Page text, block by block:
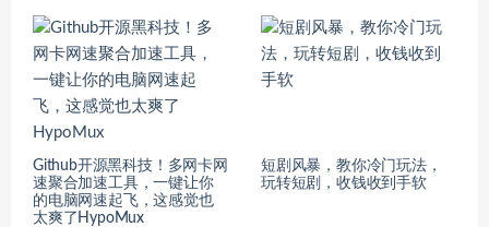
Github开源黑科技！多网卡网
速聚合加速工具，一键让你
的电脑网速起飞，这感觉也
太爽了HypoMux
短剧风暴，教你冷门玩法，
玩转短剧，收钱收到手软